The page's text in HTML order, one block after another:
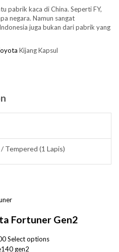
pabrik kaca di China. Seperti FY,
negara. Namun sangat
juga bukan dari pabrik yang
Kijang Kapsul
Tempered (1 Lapis)
Fortuner Gen2
Price
range:
Select optionsThis